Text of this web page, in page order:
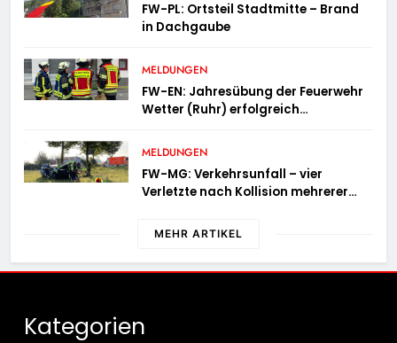
FW-PL: Ortsteil Stadtmitte – Brand
in Dachgaube
MELDUNGEN
FW-EN: Jahresübung der Feuerwehr
Wetter (Ruhr) erfolgreich
MELDUNGEN
FW-MG: Verkehrsunfall – vier
Verletzte nach Kollision mehrerer
MEHR ARTIKEL
Kategorien